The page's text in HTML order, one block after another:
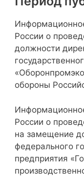
России о
должности
обороны
России о
на замещение
федерального
предприятия